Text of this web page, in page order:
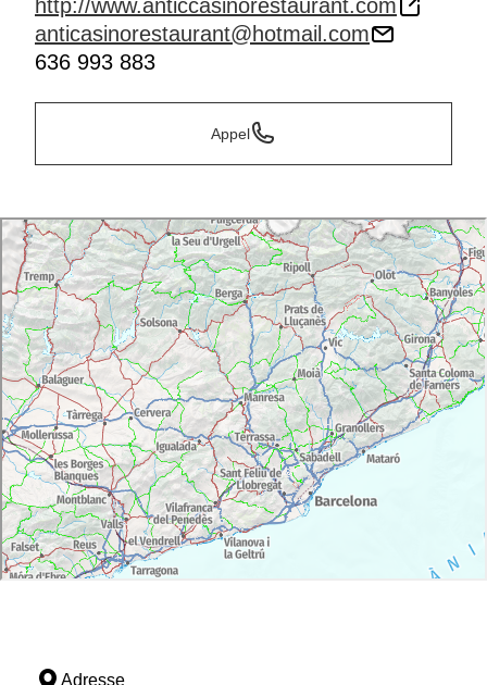
http://www.anticcasinorestaurant.com
anticasinorestaurant@hotmail.com
636 993 883
Appel
Adresse